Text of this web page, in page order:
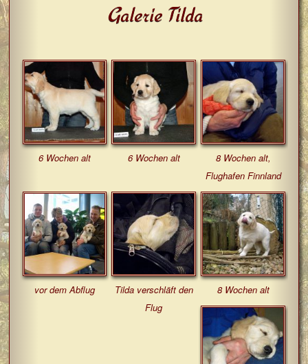
Galerie Tilda
6 Wochen alt 6 Wochen alt
8 Wochen alt,
Flughafen Finnland
vor dem Abflug
Tilda verschläft den
Flug
8 Wochen alt